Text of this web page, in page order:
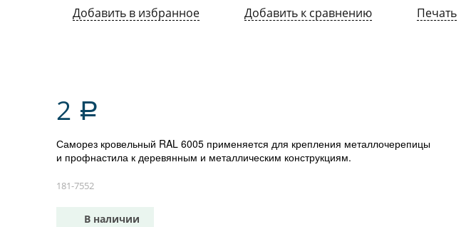
Добавить в избранное Добавить к сравнению Печать
2 Р
Саморез кровельный RAL 6005 применяется для крепления металлочерепицы
и профнастила к деревянным и металлическим конструкциям.
181-7552
В наличии